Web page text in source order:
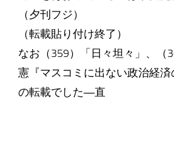
（夕刊フジ）
（転載貼り付け終了）
なお（359）「日々坦々」、（
憲『マスコミに出ない政治経
の転載でした―直